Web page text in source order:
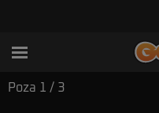
Poza 1 / 3